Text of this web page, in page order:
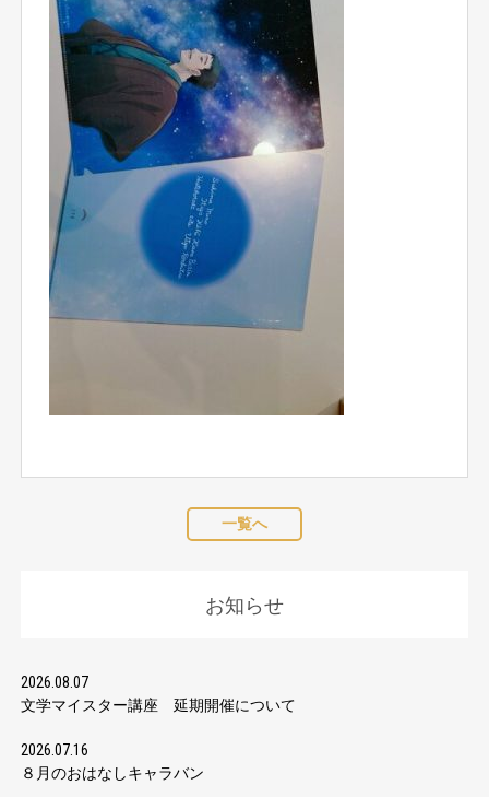
一覧へ
お知らせ
2026.08.07
文学マイスター講座 延期開催について
2026.07.16
８月のおはなしキャラバン